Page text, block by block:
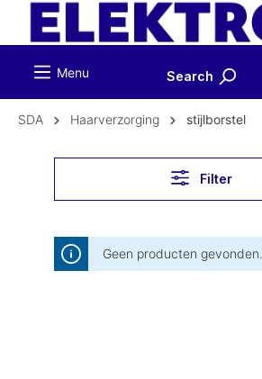
Menu Search
SDA Haarverzorging stijlborstel
Filter
Geen producten gevonden.